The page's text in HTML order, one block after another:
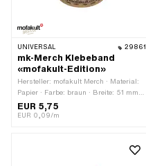
UNIVERSAL 29861
mk-Merch Klebeband
«mofakult-Edition»
Hersteller: mofakult Merch · Material:
Papier · Farbe: braun · Breite: 51 mm ·
Gesamtlänge: 66000 mm ·
Beschaffenheit Rückseite: Klebstoff ·
EUR 5,75
EUR 0,09/m